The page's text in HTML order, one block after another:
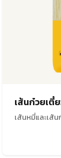
เส้นก๋วยเตี๋
เส้นหมี่และเส้